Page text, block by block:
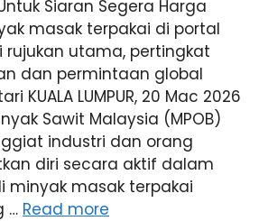
Untuk Siaran Segera Harga
masak terpakai di portal
rujukan utama, pertingkat
dan permintaan global
KUALA LUMPUR, 20 Mac 2026
Sawit Malaysia (MPOB)
industri dan orang
diri secara aktif dalam
minyak masak terpakai
… Read more